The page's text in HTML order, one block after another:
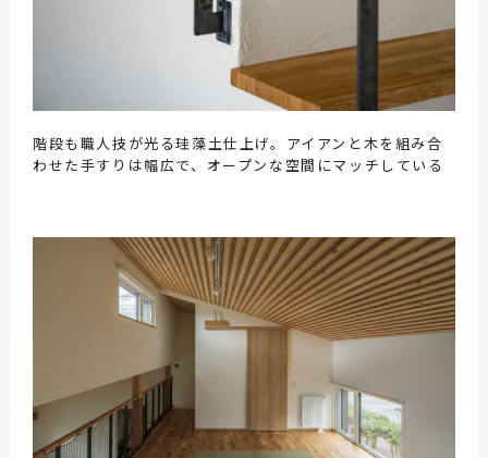
階段も職人技が光る珪藻土仕上げ。アイアンと木を組み合
わせた手すりは幅広で、オープンな空間にマッチしている